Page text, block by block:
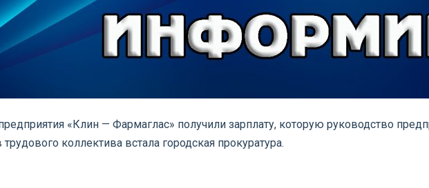
«Клин — Фармаглас» получили зарплату, которую руководство
коллектива встала городская прокуратура.